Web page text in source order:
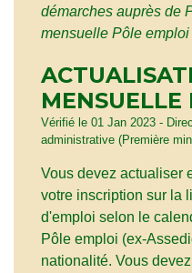
démarches auprès de
mensuelle Pôle emploi
MENSUELLE
Vérifié le 01 Jan 2023 -
administrative (Première
Vous devez actualiser
votre inscription sur la
d'emploi selon le
Pôle emploi (ex-
nationalité. Vous